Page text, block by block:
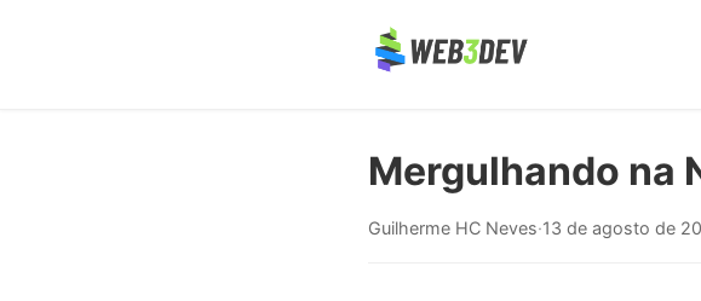
Mergulhando na
Guilherme HC Neves·13 de agosto de